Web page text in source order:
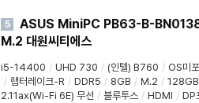
5
ASUS MiniPC PB63-B-
M.2 대원씨티에스
i5-14400 / UHD 730 / (인텔) B760 / OS미
/ 랩터레이크-R / DDR5 / 8GB / M.2 / 128GB
2.11ax(Wi-Fi 6E) 무선 / 블루투스 / HDMI / DP